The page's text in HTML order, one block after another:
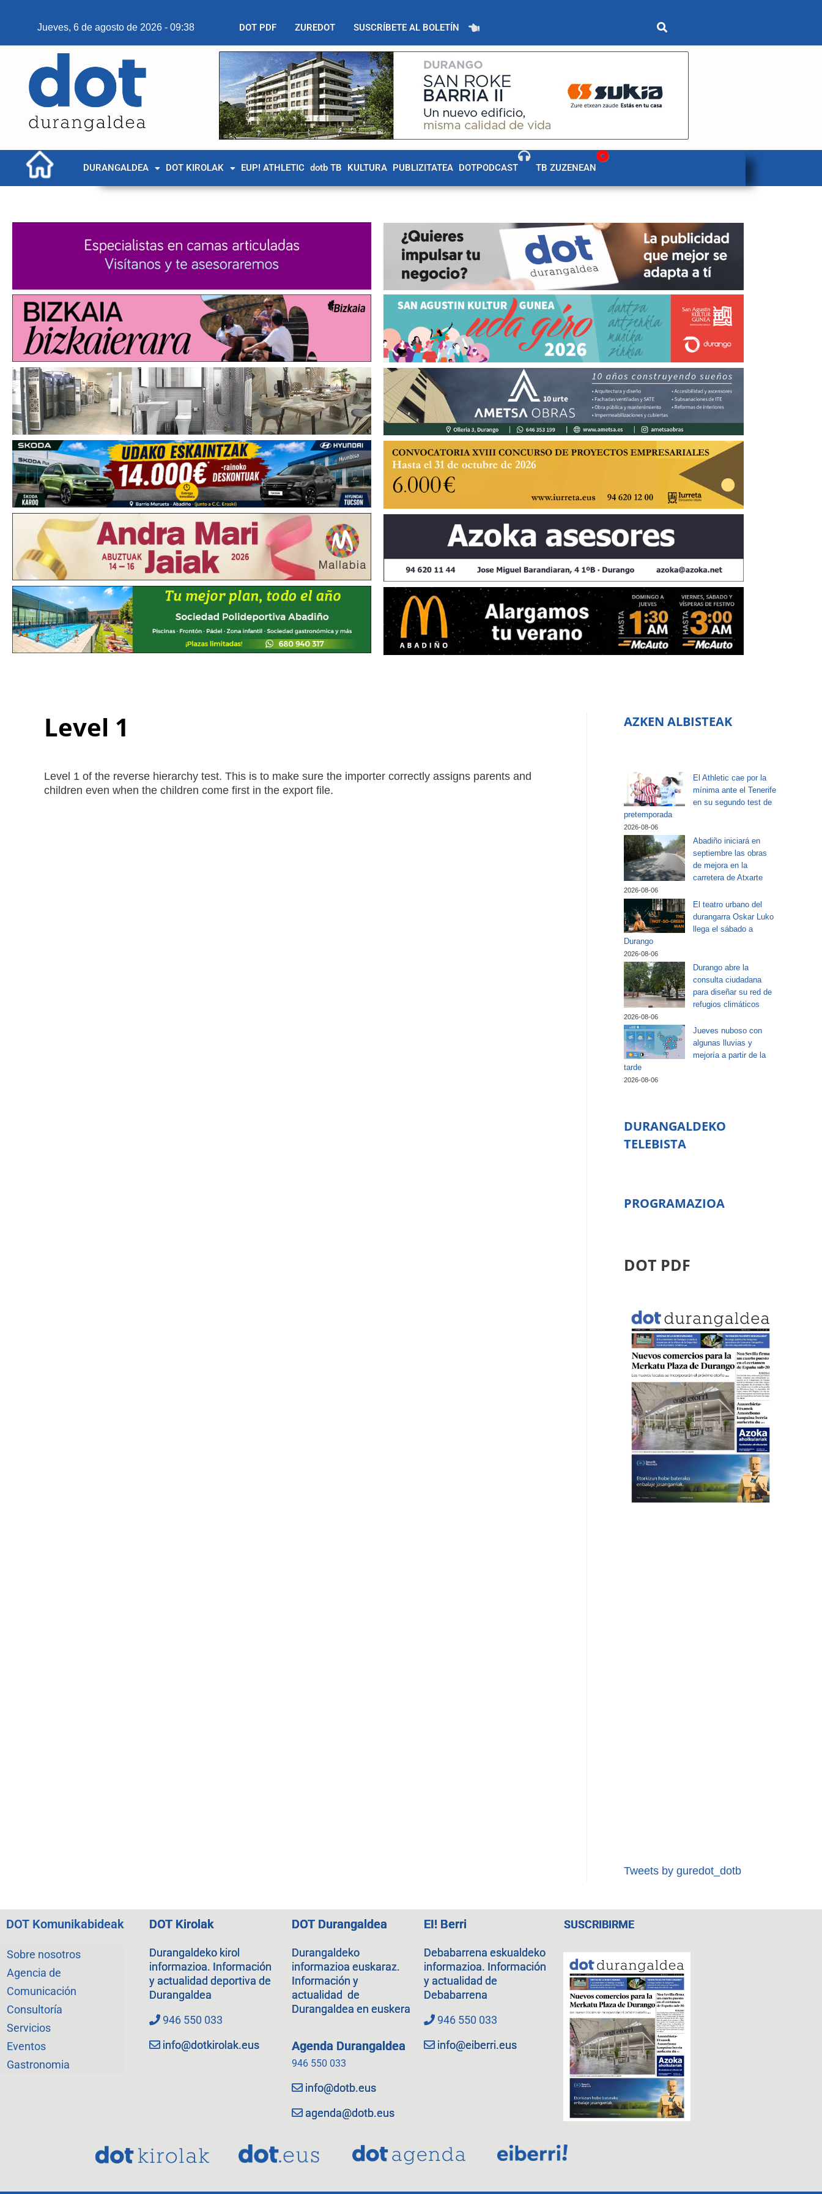
Jueves, 6 de agosto de 2026 - 09:38 DOT PDF ZUREDOT SUSCRÍBETE AL BOLETÍN
DURANGALDEA DOT KIROLAK EUP! ATHLETIC dotb TB KULTURA PUBLIZITATEA DOTPODCAST TB ZUZENEAN
Level 1
Level 1 of the reverse hierarchy test. This is to make sure the importer correctly assigns parents and
children even when the children come first in the export file.
AZKEN ALBISTEAK
El Athletic cae por la
mínima ante el Tenerife
en su segundo test de
pretemporada
2026-08-06
Abadiño iniciará en
septiembre las obras
de mejora en la
carretera de Atxarte
2026-08-06
El teatro urbano del
durangarra Oskar Luko
llega el sábado a
Durango
2026-08-06
Durango abre la
consulta ciudadana
para diseñar su red de
refugios climáticos
2026-08-06
Jueves nuboso con
algunas lluvias y
mejoría a partir de la
tarde
2026-08-06
DURANGALDEKO
TELEBISTA
PROGRAMAZIOA
DOT PDF
Tweets by guredot_dotb
DOT Komunikabideak
Sobre nosotros
Agencia de
Comunicación
Consultoría
Servicios
Eventos
Gastronomia
DOT Kirolak
Durangaldeko kirol
informazioa. Información
y actualidad deportiva de
Durangaldea
946 550 033
info@dotkirolak.eus
DOT Durangaldea
Durangaldeko
informazioa euskaraz.
Información y
actualidad de
Durangaldea en euskera
Agenda Durangaldea
946 550 033
info@dotb.eus
agenda@dotb.eus
EI! Berri
Debabarrena eskualdeko
informazioa. Información
y actualidad de
Debabarrena
946 550 033
info@eiberri.eus
SUSCRIBIRME